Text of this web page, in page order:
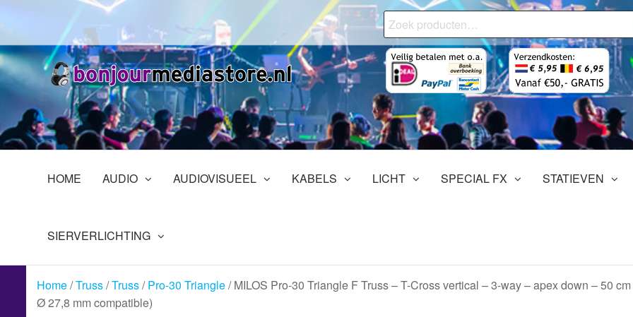
de
inhoud
BonjourMediaStore.nl
Professionals
in
Entertainment
Zoeken
naar:
HOME AUDIO AUDIOVISUEEL KABELS LICHT SPECIAL FX STATIEVEN
SIERVERLICHTING
Home/Truss/Truss/Pro-30 Triangle/ MILOS Pro-30 Triangle F Truss – T-Cross vertical – 3-way – apex down – 50
Ø 27,8 mm compatible)